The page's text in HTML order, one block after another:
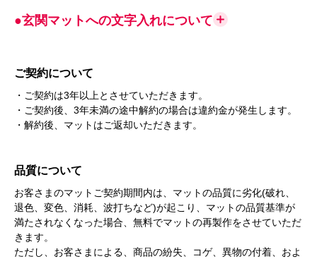
●玄関マットへの文字入れについて
ご契約について
・ご契約は3年以上とさせていただきます。
・ご契約後、3年未満の途中解約の場合は違約金が発生します。
・解約後、マットはご返却いただきます。
品質について
お客さまのマットご契約期間内は、マットの品質に劣化(破れ、
退色、変色、消耗、波打ちなど)が起こり、マットの品質基準が
満たされなくなった場合、無料でマットの再製作をさせていただ
きます。
ただし、お客さまによる、商品の紛失、コゲ、異物の付着、およ